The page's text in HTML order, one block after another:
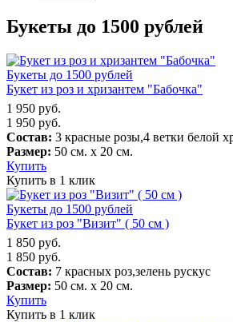
Букеты до 1500 рублей
Букеты до 1500 рублей
Букет из роз и хризантем "Бабочка"
1 950 руб.
1 950 руб.
Состав: 3 красные розы,4 ветки белой
Размер: 50 см. х 20 см.
Купить
Купить в 1 клик
Букеты до 1500 рублей
Букет из роз "Визит" ( 50 см )
1 850 руб.
1 850 руб.
Состав: 7 красных роз,зелень рускус
Размер: 50 см. х 20 см.
Купить
Купить в 1 клик